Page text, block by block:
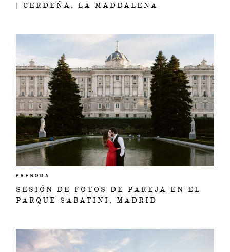
| CERDEÑA, LA MADDALENA
PREBODA
SESIÓN DE FOTOS DE PAREJA EN EL
PARQUE SABATINI, MADRID